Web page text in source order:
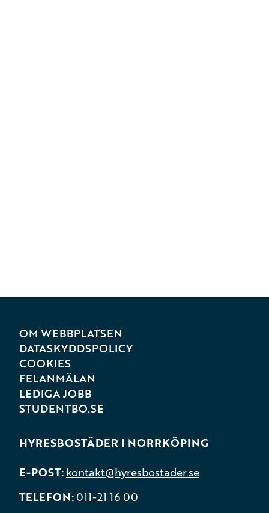
OM WEBBPLATSEN
DATASKYDDSPOLICY
COOKIES
FELANMÄLAN
LEDIGA JOBB
STUDENTBO.SE
HYRESBOSTÄDER I NORRKÖPING
E-POST kontakt@hyresbostader.se
TELEFON 011-21 16 00